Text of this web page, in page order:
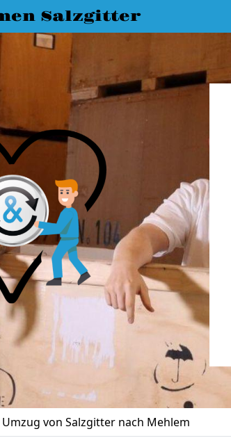
Salzgitter
Umzug von Salzgitter nach Mehlem